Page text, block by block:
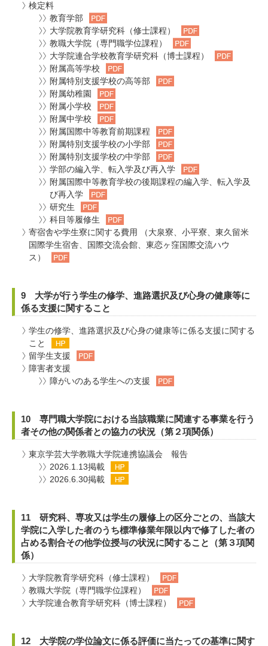
検定料
教育学部
大学院教育学研究科（修士課程）
教職大学院（専門職学位課程）
大学院連合学校教育学研究科（博士課程）
附属高等学校
附属特別支援学校の高等部
附属幼稚園
附属小学校
附属中学校
附属国際中等教育前期課程
附属特別支援学校の小学部
附属特別支援学校の中学部
学部の編入学、転入学及び再入学
附属国際中等教育学校の後期課程の編入学、転入学及
び再入学
研究生
科目等履修生
寄宿舎や学生寮に関する費用 （大泉寮、小平寮、東久留米
国際学生宿舎、国際交流会館、東恋ヶ窪国際交流ハウ
ス）
9 大学が行う学生の修学、進路選択及び心身の健康等に
係る支援に関すること
学生の修学、進路選択及び心身の健康等に係る支援に関する
こと
留学生支援
障害者支援
障がいのある学生への支援
10 専門職大学院における当該職業に関連する事業を行う
者その他の関係者との協力の状況（第２項関係）
東京学芸大学教職大学院連携協議会 報告
2026.1.13掲載
2026.6.30掲載
11 研究科、専攻又は学生の履修上の区分ごとの、当該大
学院に入学した者のうち標準修業年限以内で修了した者の
占める割合その他学位授与の状況に関すること（第３項関
係）
大学院教育学研究科（修士課程）
教職大学院（専門職学位課程）
大学院連合教育学研究科（博士課程）
12 大学院の学位論文に係る評価に当たっての基準に関す